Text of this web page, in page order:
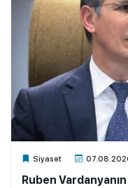
Siyasət
Xalq.Online
Ruben